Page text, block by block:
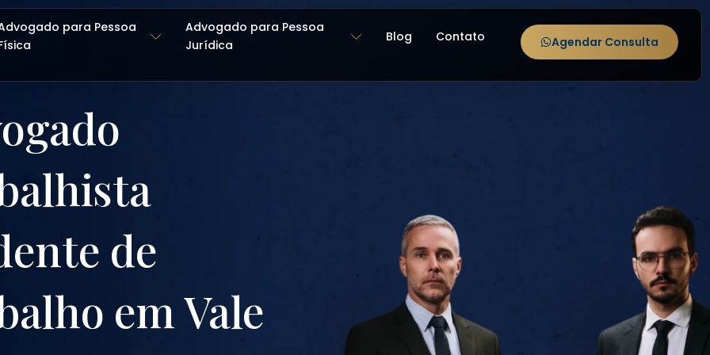
para Pessoa
Advogado para Pessoa
Jurídica
Blog Contato Agendar Consulta
de
em Vale